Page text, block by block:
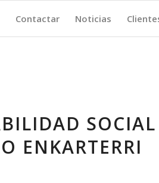
Contactar Noticias
SOCIAL
ENKARTERRI